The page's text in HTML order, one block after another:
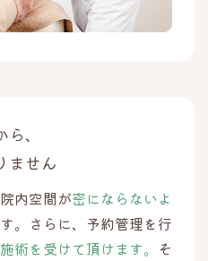
、
ません
内空間が密にならないよ
。さらに、予約管理を行
術を受けて頂けます。 そ